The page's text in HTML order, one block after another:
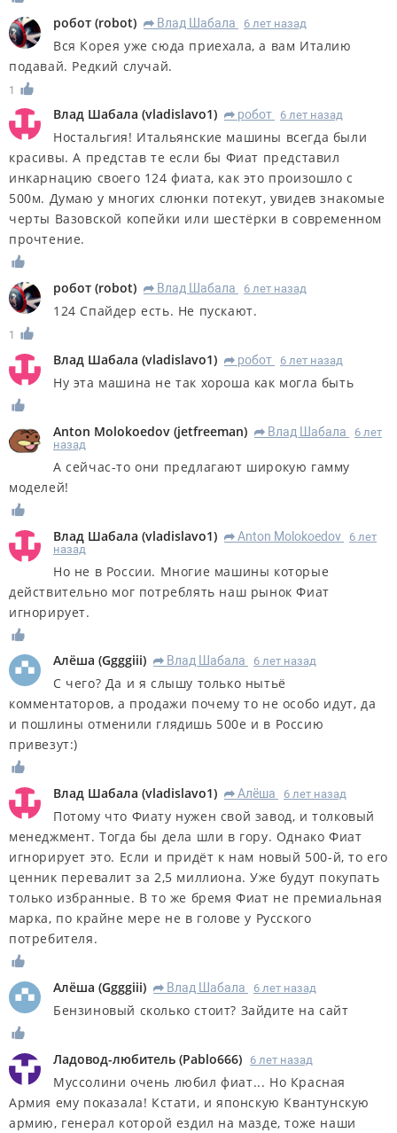
робот (robot) R Влад Шабала 6 лет назад
Вся Корея уже сюда приехала, а вам Италию
подавай. Редкий случай.
1
Влад Шабала (vladislavo1) R робот 6 лет назад
Ностальгия! Итальянские машины всегда были
красивы. А представ те если бы Фиат представил
инкарнацию своего 124 фиата, как это произошло с
500м. Думаю у многих слюнки потекут, увидев знакомые
черты Вазовской копейки или шестёрки в современном
прочтение.
робот (robot) R Влад Шабала 6 лет назад
124 Спайдер есть. Не пускают.
1
Влад Шабала (vladislavo1) R робот 6 лет назад
Ну эта машина не так хороша как могла быть
Anton Molokoedov (jetfreeman) R Влад Шабала
6 лет
назад
А сейчас-то они предлагают широкую гамму
моделей!
Влад Шабала (vladislavo1) R Anton Molokoedov
6 лет
назад
Но не в России. Многие машины которые
действительно мог потреблять наш рынок Фиат
игнорирует.
Алёша (Ggggiii) R Влад Шабала 6 лет назад
С чего? Да и я слышу только нытьё
комментаторов, а продажи почему то не особо идут, да
и пошлины отменили глядишь 500е и в Россию
привезут:)
Влад Шабала (vladislavo1) R Алёша 6 лет назад
Потому что Фиату нужен свой завод, и толковый
менеджмент. Тогда бы дела шли в гору. Однако Фиат
игнорирует это. Если и придёт к нам новый 500-й, то его
ценник перевалит за 2,5 миллиона. Уже будут покупать
только избранные. В то же бремя Фиат не премиальная
марка, по крайне мере не в голове у Русского
потребителя.
Алёша (Ggggiii) R Влад Шабала 6 лет назад
Бензиновый сколько стоит? Зайдите на сайт
Ладовод-любитель (Pablo666) 6 лет назад
Муссолини очень любил фиат... Но Красная
Армия ему показала! Кстати, и японскую Квантунскую
армию, генерал которой ездил на мазде, тоже наши